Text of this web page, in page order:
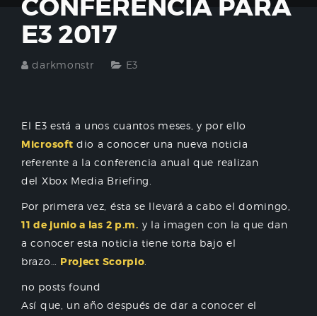
CONFERENCIA PARA
E3 2017
darkmonstr E3
El E3 está a unos cuantos meses, y por ello
Microsoft dio a conocer una nueva noticia
referente a la conferencia anual que realizan
del Xbox Media Briefing.
Por primera vez, ésta se llevará a cabo el domingo,
11 de junio a las 2 p.m. y la imagen con la que dan
a conocer esta noticia tiene torta bajo el
brazo… Project Scorpio
no posts found
Así que, un año después de dar a conocer el